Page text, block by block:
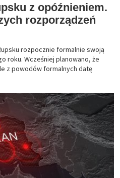
z opóźnieniem.
rozporządzeń
rozpocznie formalnie swoją
roku. Wcześniej planowano, że
z powodów formalnych datę